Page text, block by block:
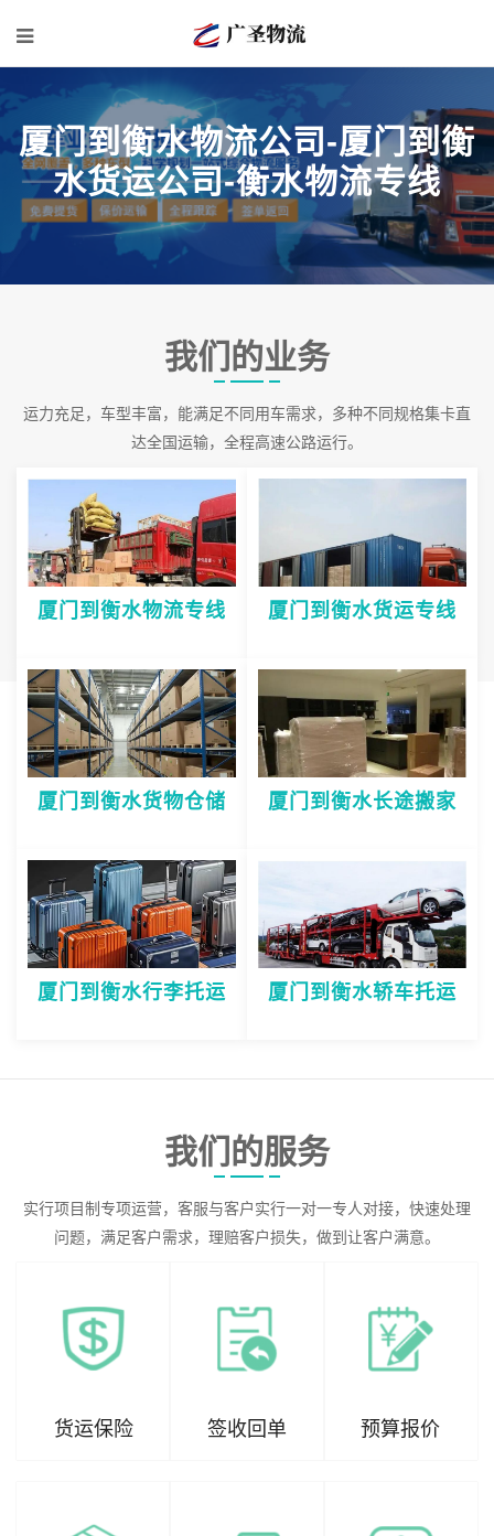
厦门到衡水物流公司-厦门到衡
水货运公司-衡水物流专线
我们的业务
运力充足，车型丰富，能满足不同用车需求，多种不同规格集卡直
达全国运输，全程高速公路运行。
厦门到衡水物流专线 厦门到衡水货运专线
厦门到衡水货物仓储 厦门到衡水长途搬家
厦门到衡水行李托运 厦门到衡水轿车托运
我们的服务
实行项目制专项运营，客服与客户实行一对一专人对接，快速处理
问题，满足客户需求，理赔客户损失，做到让客户满意。
货运保险 签收回单 预算报价